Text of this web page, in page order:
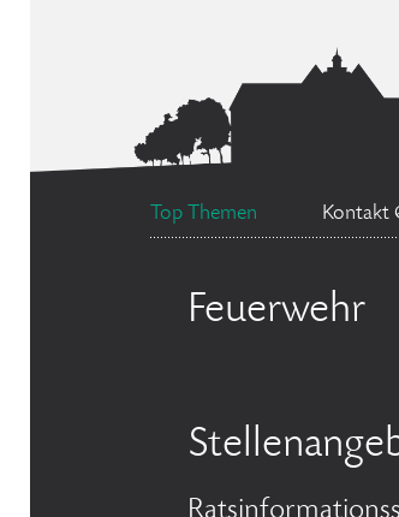
Top Themen Kontakt
Feuerwehr